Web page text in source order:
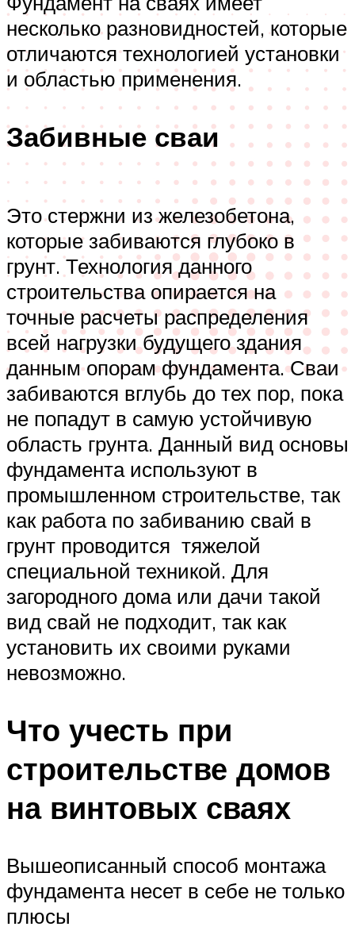
несколько разновидностей, которые
отличаются технологией установки
и областью применения.
Забивные сваи
Это стержни из железобетона,
которые забиваются глубоко в
грунт. Технология данного
строительства опирается на
точные расчеты распределения
всей нагрузки будущего здания
данным опорам фундамента. Сваи
забиваются вглубь до тех пор, пока
не попадут в самую устойчивую
область грунта. Данный вид основы
фундамента используют в
промышленном строительстве, так
как работа по забиванию свай в
грунт проводится тяжелой
специальной техникой. Для
загородного дома или дачи такой
вид свай не подходит, так как
установить их своими руками
невозможно.
Что учесть при
строительстве домов
на винтовых сваях
Вышеописанный способ монтажа
фундамента несет в себе не только
плюсы